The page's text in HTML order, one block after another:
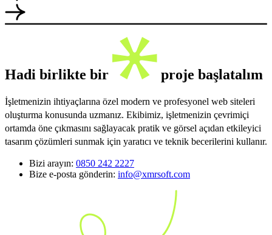
Hadi birlikte bir proje başlatalım
İşletmenizin ihtiyaçlarına özel modern ve profesyonel web siteleri
oluşturma konusunda uzmanız. Ekibimiz, işletmenizin çevrimiçi
ortamda öne çıkmasını sağlayacak pratik ve görsel açıdan etkileyici
tasarım çözümleri sunmak için yaratıcı ve teknik becerilerini kullanır.
Bizi arayın: 0850 242 2227
Bize e-posta gönderin: info@xmrsoft.com